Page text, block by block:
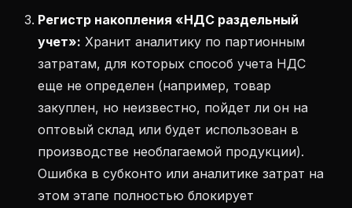
Регистр накопления «НДС раздельный
учет»: Хранит аналитику по партионным
затратам, для которых способ учета НДС
еще не определен (например, товар
закуплен, но неизвестно, пойдет ли он на
оптовый склад или будет использован в
производстве необлагаемой продукции).
Ошибка в субконто или аналитике затрат на
этом этапе полностью блокирует